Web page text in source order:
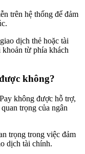
trên hệ thống để đảm
dịch thẻ hoặc tài
từ phía khách
không?
không được hỗ trợ,
trọng của ngân
trọng trong việc đảm
dịch tài chính.